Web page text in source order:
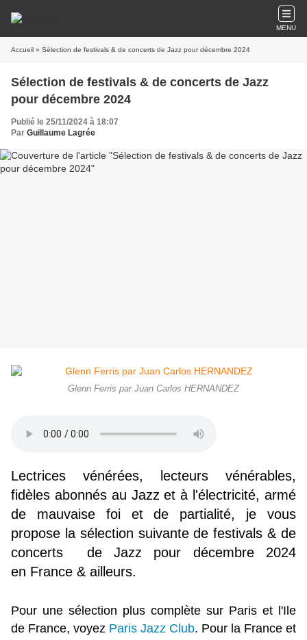
MENU
Accueil » Sélection de festivals & de concerts de Jazz pour décembre 2024
Sélection de festivals & de concerts de Jazz
pour décembre 2024
Publié le 25/11/2024 à 18:07
Par Guillaume Lagrée
Glenn Ferris par Juan Carlos HERNANDEZ
Lectrices vénérées, lecteurs vénérables,
fidèles abonnés au Jazz et à l'électricité, armé
de mauvaise foi et de partialité, je vous
propose la sélection suivante de festivals & de
concerts de Jazz pour décembre 2024
en France & ailleurs.
Pour une sélection plus complète sur Paris et l'Ile
de France, voyez Paris Jazz Club. Pour la France et